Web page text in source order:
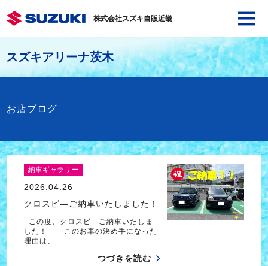
株式会社スズキ自販近畿
スズキアリーナ茨木
お店ブログ
納車ギャラリー
2026.04.26
クロスビ―ご納車いたしました！
この度、クロスビ―ご納車いたしま
した！ このお車の決め手になった
理由は、…
つづきを読む